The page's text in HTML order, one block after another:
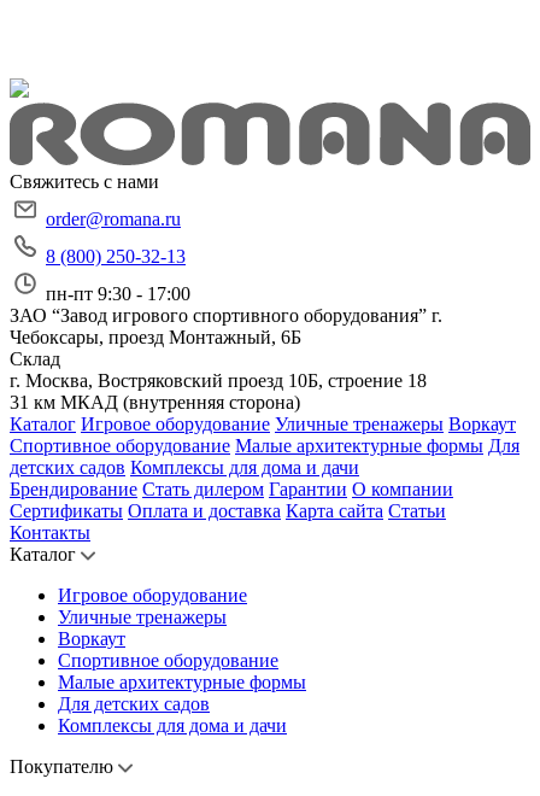
Свяжитесь с нами
order@romana.ru
8 (800) 250-32-13
пн-пт 9:30 - 17:00
ЗАО “Завод игрового спортивного оборудования” г.
Чебоксары, проезд Монтажный, 6Б
Склад
г. Москва, Востряковский проезд 10Б, строение 18
31 км МКАД (внутренняя сторона)
Каталог Игровое оборудование Уличные тренажеры Воркаут
Спортивное оборудование Малые архитектурные формы Для
детских садов Комплексы для дома и дачи
Брендирование Стать дилером Гарантии О компании
Сертификаты Оплата и доставка Карта сайта Статьи
Контакты
Каталог
Игровое оборудование
Уличные тренажеры
Воркаут
Спортивное оборудование
Малые архитектурные формы
Для детских садов
Комплексы для дома и дачи
Покупателю